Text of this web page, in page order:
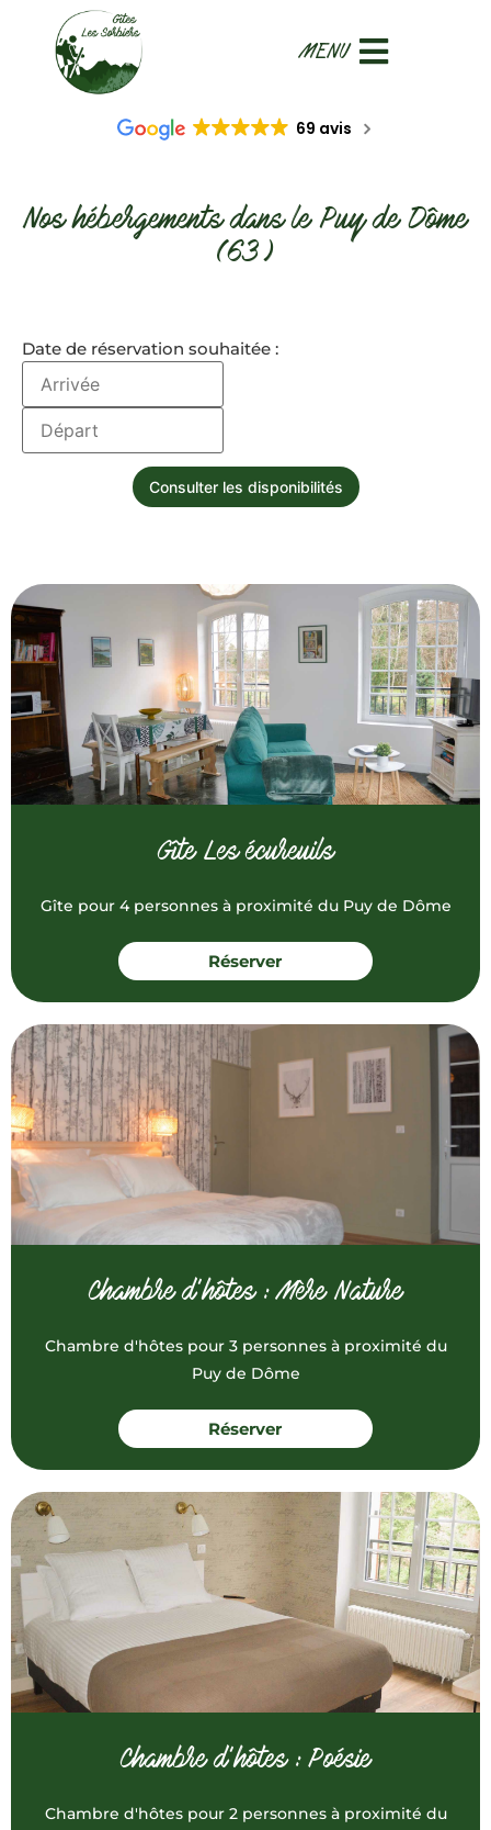
69 avis
Nos hébergements dans le Puy de Dôme
(63)
Date de réservation souhaitée :
Consulter les disponibilités
Gîte Les écureuils
Gîte pour 4 personnes à proximité du Puy de Dôme
Réserver
Chambre d’hôtes : Mère Nature
Chambre d'hôtes pour 3 personnes à proximité du
Puy de Dôme
Réserver
Chambre d’hôtes : Poésie
Chambre d'hôtes pour 2 personnes à proximité du